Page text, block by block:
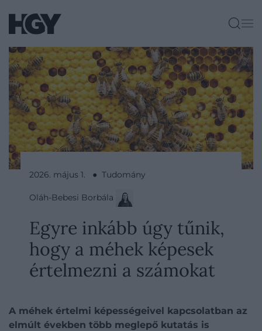
2026. május 1. ● Tudomány
Oláh-Bebesi Borbála
Egyre inkább úgy tűnik,
hogy a méhek képesek
értelmezni a számokat
A méhek értelmi képességeivel kapcsolatban az
elmúlt években több meglepő kutatás is